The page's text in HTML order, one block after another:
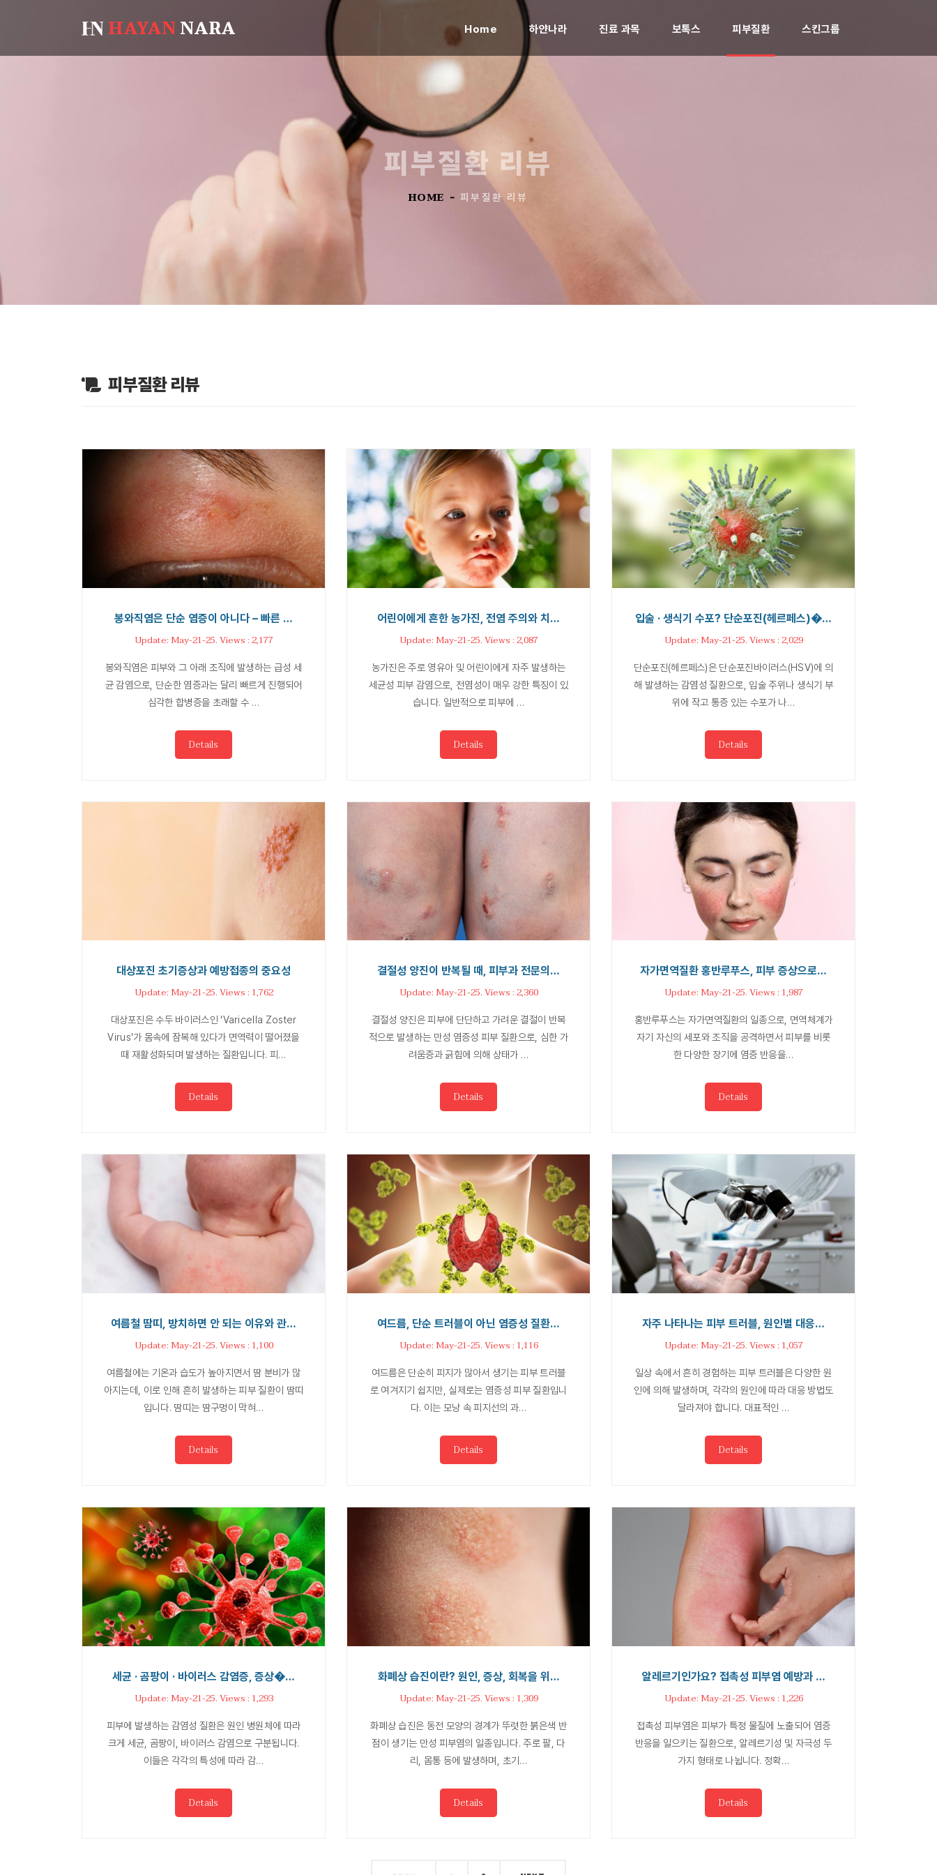
HAYANNARA Home (current)하얀나라 진료 과목 보톡스 피부질환 스킨그룹
피부질환 리뷰
HOME -피부질환 리뷰
피부질환 리뷰
봉와직염은 단순 염증이 아니다 – 빠른 …
Update: May-21-25. Views : 2,177
봉와직염은 피부와 그 아래 조직에 발생하는 급성 세
균 감염으로, 단순한 염증과는 달리 빠르게 진행되어
심각한 합병증을 초래할 수 …
Details
어린이에게 흔한 농가진, 전염 주의와 치…
Update: May-21-25. Views : 2,087
농가진은 주로 영유아 및 어린이에게 자주 발생하는
세균성 피부 감염으로, 전염성이 매우 강한 특징이 있
습니다. 일반적으로 피부에 …
Details
입술 · 생식기 수포? 단순포진(헤르페스)�…
Update: May-21-25. Views : 2,029
단순포진(헤르페스)은 단순포진바이러스(HSV)에 의
해 발생하는 감염성 질환으로, 입술 주위나 생식기 부
위에 작고 통증 있는 수포가 나…
Details
대상포진 초기증상과 예방접종의 중요성
Update: May-21-25. Views : 1,762
대상포진은 수두 바이러스인 'Varicella Zoster
Virus'가 몸속에 잠복해 있다가 면역력이 떨어졌을
때 재활성화되며 발생하는 질환입니다. 피…
Details
결절성 양진이 반복될 때, 피부과 전문의…
Update: May-21-25. Views : 2,360
결절성 양진은 피부에 단단하고 가려운 결절이 반복
적으로 발생하는 만성 염증성 피부 질환으로, 심한 가
려움증과 긁힘에 의해 상태가 …
Details
자가면역질환 홍반루푸스, 피부 증상으로…
Update: May-21-25. Views : 1,987
홍반루푸스는 자가면역질환의 일종으로, 면역체계가
자기 자신의 세포와 조직을 공격하면서 피부를 비롯
한 다양한 장기에 염증 반응을…
Details
여름철 땀띠, 방치하면 안 되는 이유와 관…
Update: May-21-25. Views : 1,100
여름철에는 기온과 습도가 높아지면서 땀 분비가 많
아지는데, 이로 인해 흔히 발생하는 피부 질환이 땀띠
입니다. 땀띠는 땀구멍이 막혀…
Details
여드름, 단순 트러블이 아닌 염증성 질환…
Update: May-21-25. Views : 1,116
여드름은 단순히 피지가 많아서 생기는 피부 트러블
로 여겨지기 쉽지만, 실제로는 염증성 피부 질환입니
다. 이는 모낭 속 피지선의 과…
Details
자주 나타나는 피부 트러블, 원인별 대응…
Update: May-21-25. Views : 1,057
일상 속에서 흔히 경험하는 피부 트러블은 다양한 원
인에 의해 발생하며, 각각의 원인에 따라 대응 방법도
달라져야 합니다. 대표적인 …
Details
세균 · 곰팡이 · 바이러스 감염증, 증상�…
Update: May-21-25. Views : 1,293
피부에 발생하는 감염성 질환은 원인 병원체에 따라
크게 세균, 곰팡이, 바이러스 감염으로 구분됩니다.
이들은 각각의 특성에 따라 감…
Details
화폐상 습진이란? 원인, 증상, 회복을 위…
Update: May-21-25. Views : 1,309
화폐상 습진은 동전 모양의 경계가 뚜렷한 붉은색 반
점이 생기는 만성 피부염의 일종입니다. 주로 팔, 다
리, 몸통 등에 발생하며, 초기…
Details
알레르기인가요? 접촉성 피부염 예방과 …
Update: May-21-25. Views : 1,226
접촉성 피부염은 피부가 특정 물질에 노출되어 염증
반응을 일으키는 질환으로, 알레르기성 및 자극성 두
가지 형태로 나뉩니다. 정확…
Details